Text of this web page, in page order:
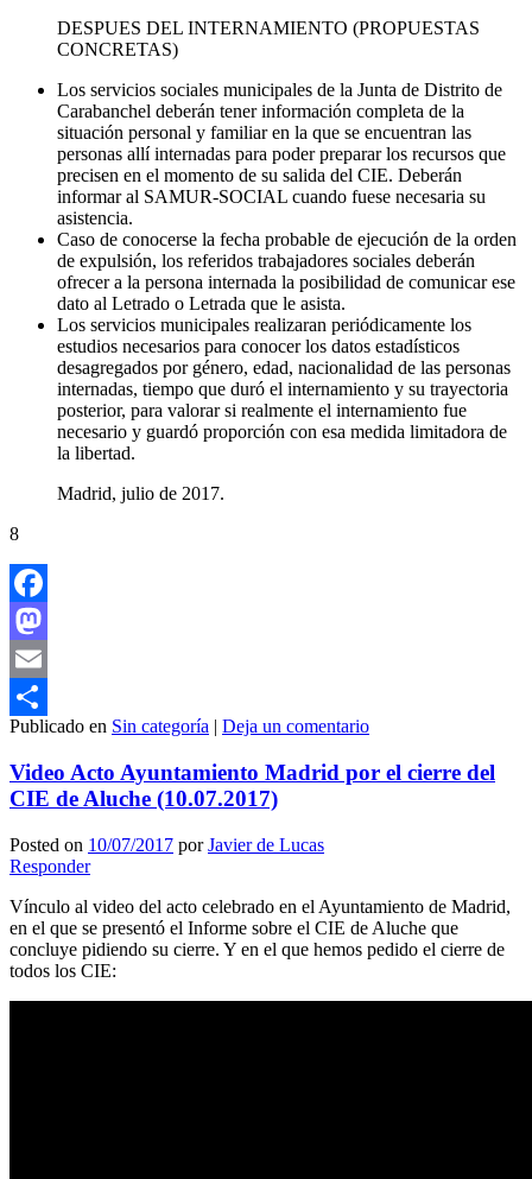
DESPUES DEL INTERNAMIENTO (PROPUESTAS
CONCRETAS)
Los servicios sociales municipales de la Junta de Distrito de
Carabanchel deberán tener información completa de la
situación personal y familiar en la que se encuentran las
personas allí internadas para poder preparar los recursos que
precisen en el momento de su salida del CIE. Deberán
informar al SAMUR-SOCIAL cuando fuese necesaria su
asistencia.
Caso de conocerse la fecha probable de ejecución de la orden
de expulsión, los referidos trabajadores sociales deberán
ofrecer a la persona internada la posibilidad de comunicar ese
dato al Letrado o Letrada que le asista.
Los servicios municipales realizaran periódicamente los
estudios necesarios para conocer los datos estadísticos
desagregados por género, edad, nacionalidad de las personas
internadas, tiempo que duró el internamiento y su trayectoria
posterior, para valorar si realmente el internamiento fue
necesario y guardó proporción con esa medida limitadora de
la libertad.
Madrid, julio de 2017.
8
Facebook
Mastodon
Email
Compartir
Publicado en Sin categoría | Deja un comentario
Video Acto Ayuntamiento Madrid por el cierre del
CIE de Aluche (10.07.2017)
Posted on 10/07/2017 porJavier de Lucas
Responder
Vínculo al video del acto celebrado en el Ayuntamiento de Madrid,
en el que se presentó el Informe sobre el CIE de Aluche que
concluye pidiendo su cierre. Y en el que hemos pedido el cierre de
todos los CIE: